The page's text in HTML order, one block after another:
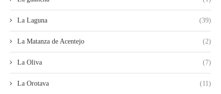
La Laguna (39)
La Matanza de Acentejo (2)
La Oliva (7)
La Orotava (11)